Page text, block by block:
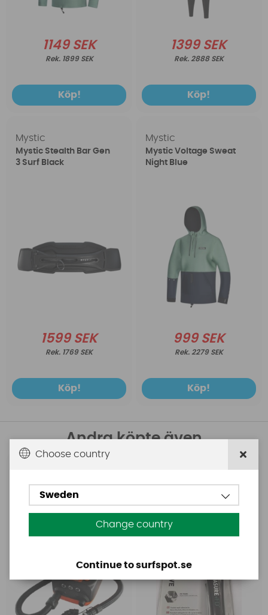
1149 SEK
1899 SEK
Köp!
1399 SEK
2888 SEK
Köp!
Mystic
Mystic Stealth Bar Gen
3 Surf Black
1599 SEK
1769 SEK
Köp!
Mystic
Mystic Voltage Sweat
Night Blue
999 SEK
2279 SEK
Köp!
Andra köpte även
Base Rechargeable
SUP Pump
Aquasure FD
Choose country
Sweden
Change country
Continue to surfspot.se